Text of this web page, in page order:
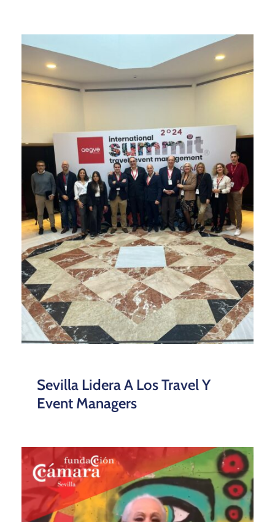
Sevilla Lidera A Los Travel Y
Event Managers